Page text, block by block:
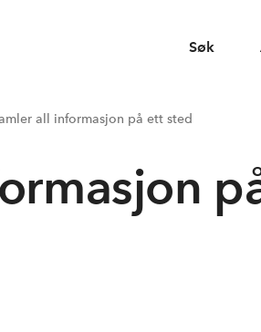
Søk
all informasjon på ett sted